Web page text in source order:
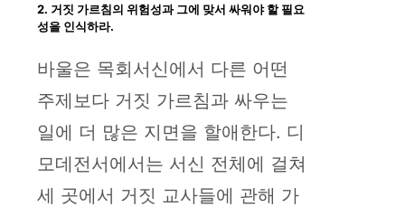
2. 거짓 가르침의 위험성과 그에 맞서 싸워야 할 필요
성을 인식하라.
바울은 목회서신에서 다른 어떤
주제보다 거짓 가르침과 싸우는
일에 더 많은 지면을 할애한다. 디
모데전서에서는 서신 전체에 걸쳐
세 곳에서 거짓 교사들에 관해 가